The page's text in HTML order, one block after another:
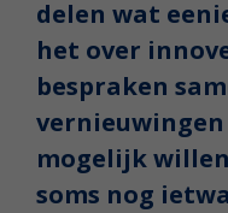
delen wat
het over
bespraken
vernieuwingen
mogelijk
soms nog